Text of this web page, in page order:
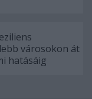
városokon át
hatásáig